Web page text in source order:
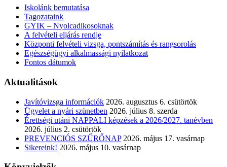
Iskolánk bemutatása
Tagozataink
GYIK – Nyolcadikosoknak
A felvételi eljárás rendje
Központi felvételi vizsga, pontszámítás és rangsorolás
Egészségügyi alkalmassági nyilatkozat
Fontos dátumok
Aktualitások
Javítóvizsga információk 2026. augusztus 6. csütörtök
Ügyelet a nyári szünetben 2026. július 8. szerda
Érettségi utáni NAPPALI képzések a 2026/2027. tanévben
2026. július 2. csütörtök
PREVENCIÓS SZŰRŐNAP 2026. május 17. vasárnap
Sikereink! 2026. május 10. vasárnap